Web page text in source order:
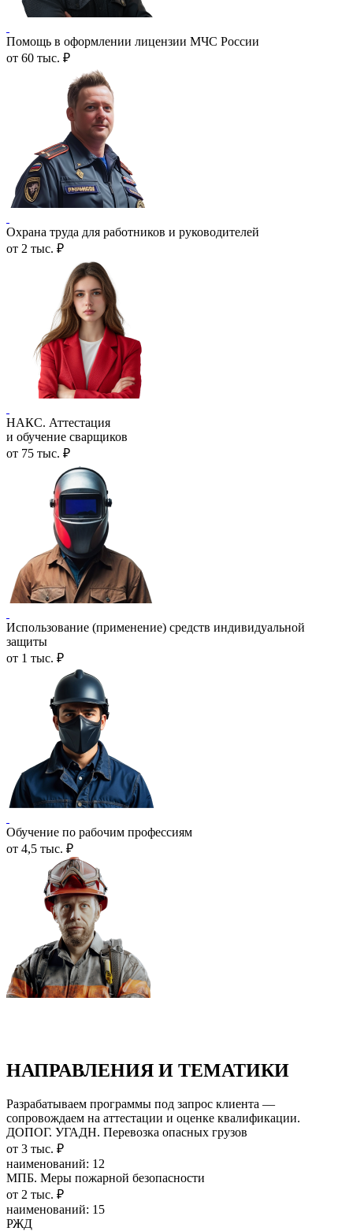
Помощь в оформлении лицензии МЧС России
от 60 тыс. ₽
Охрана труда для работников и руководителей
от 2 тыс. ₽
НАКС. Аттестация
и обучение сварщиков
от 75 тыс. ₽
Использование (применение) средств индивидуальной
защиты
от 1 тыс. ₽
Обучение по рабочим профессиям
от 4,5 тыс. ₽
НАПРАВЛЕНИЯ И ТЕМАТИКИ
Разрабатываем программы под запрос клиента —
сопровождаем на аттестации и оценке квалификации.
ДОПОГ. УГАДН. Перевозка опасных грузов
от 3 тыс. ₽
наименований: 12
МПБ. Меры пожарной безопасности
от 2 тыс. ₽
наименований: 15
РЖД